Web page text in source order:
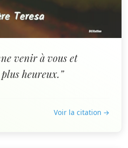
venir à vous et
heureux.”
Voir la citation →